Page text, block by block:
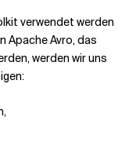
verwendet werden
Apache Avro, das
werden wir uns